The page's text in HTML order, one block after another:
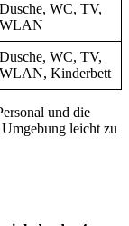
Dusche, WC, TV,
WLAN
Dusche, WC, TV,
WLAN, Kinderbett
leicht zu